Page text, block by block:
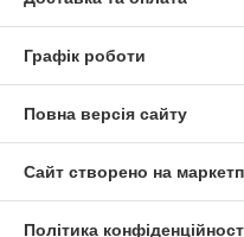
Графік роботи
Повна версія сайту
Сайт створено на
Політика